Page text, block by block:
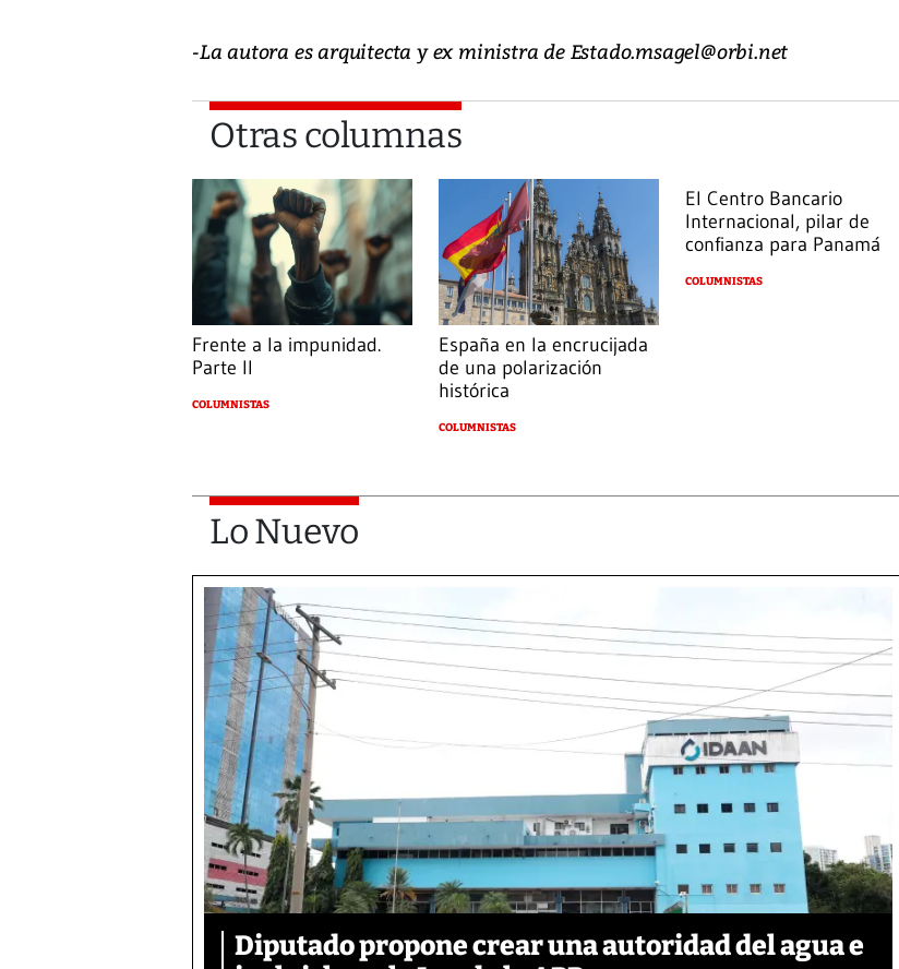
-La autora es arquitecta y ex ministra de Estado.msagel@orbi.net
Otras columnas
Frente a la impunidad.
Parte II
COLUMNISTAS
España en la encrucijada
de una polarización
histórica
COLUMNISTAS
El Centro Bancario
Internacional, pilar de
confianza para Panamá
COLUMNISTAS
Lo Nuevo
Diputado propone crear una autoridad del agua e